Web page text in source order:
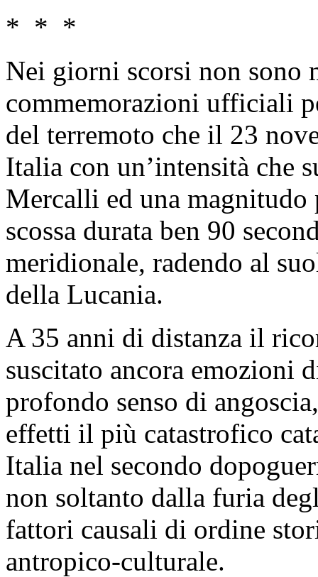
* * *
Nei giorni scorsi non sono
commemorazioni ufficiali
del terremoto che il 23
Italia con un’intensità che
Mercalli ed una magnitudo
scossa durata ben 90
meridionale, radendo al
della Lucania.
A 35 anni di distanza il
suscitato ancora emozioni
profondo senso di
effetti il più catastrofico
Italia nel secondo
non soltanto dalla furia
fattori causali di ordine
antropico-culturale.